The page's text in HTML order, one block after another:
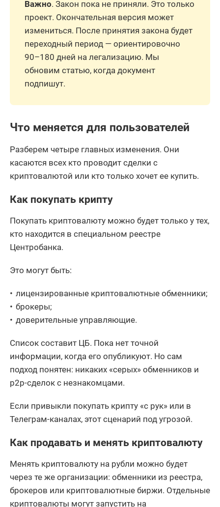
Важно. Закон пока не приняли. Это только
проект. Окончательная версия может
измениться. После принятия закона будет
переходный период — ориентировочно
90–180 дней на легализацию. Мы
обновим статью, когда документ
подпишут.
Что меняется для пользователей
Разберем четыре главных изменения. Они
касаются всех кто проводит сделки с
криптовалютой или кто только хочет ее купить.
Как покупать крипту
Покупать криптовалюту можно будет только у тех,
кто находится в специальном реестре
Центробанка.
Это могут быть:
лицензированные криптовалютные обменники;
брокеры;
доверительные управляющие.
Список составит ЦБ. Пока нет точной
информации, когда его опубликуют. Но сам
подход понятен: никаких «серых» обменников и
p2p-сделок с незнакомцами.
Если привыкли покупать крипту «с рук» или в
Телеграм-каналах, этот сценарий под угрозой.
Как продавать и менять криптовалюту
Менять криптовалюту на рубли можно будет
через те же организации: обменники из реестра,
брокеров или криптовалютные биржи. Отдельные
криптовалюты могут запустить на